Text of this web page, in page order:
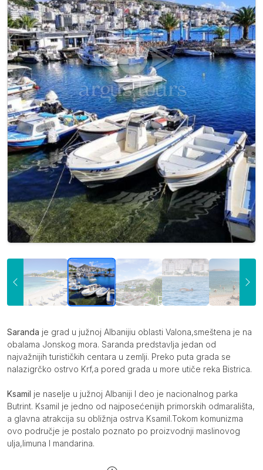
Opis
Saranda je grad u južnoj Albanijiu oblasti Valona,smeštena je na
obalama Jonskog mora. Saranda predstavlja jedan od
najvažnijih turističkih centara u zemlji. Preko puta grada se
nalazigrčko ostrvo Krf,a pored grada u more utiče reka Bistrica.
Ksamil je naselje u južnoj Albaniji I deo je nacionalnog parka
Butrint. Ksamil je jedno od najposećenijih primorskih odmarališta,
a glavna atrakcija su obližnja ostrva Ksamil.Tokom komunizma
ovo područje je postalo poznato po proizvodnji maslinovog
ulja,limuna I mandarina.